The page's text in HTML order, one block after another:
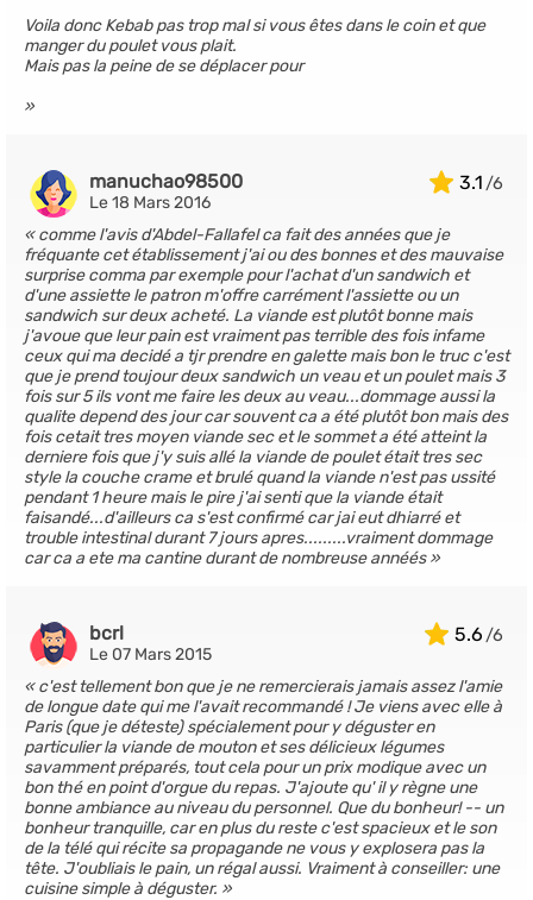
Voila donc Kebab pas trop mal si vous êtes dans le coin et que
manger du poulet vous plait.
Mais pas la peine de se déplacer pour
3.1
manuchao98500
Le 18 Mars 2016
comme l'avis d'Abdel-Fallafel ca fait des années que je
fréquante cet établissement j'ai ou des bonnes et des mauvaise
surprise comma par exemple pour l'achat d'un sandwich et
d'une assiette le patron m'offre carrément l'assiette ou un
sandwich sur deux acheté. La viande est plutôt bonne mais
j'avoue que leur pain est vraiment pas terrible des fois infame
ceux qui ma decidé a tjr prendre en galette mais bon le truc c'est
que je prend toujour deux sandwich un veau et un poulet mais 3
fois sur 5 ils vont me faire les deux au veau...dommage aussi la
qualite depend des jour car souvent ca a été plutôt bon mais des
fois cetait tres moyen viande sec et le sommet a été atteint la
derniere fois que j'y suis allé la viande de poulet était tres sec
style la couche crame et brulé quand la viande n'est pas ussité
pendant 1 heure mais le pire j'ai senti que la viande était
faisandé...d'ailleurs ca s'est confirmé car jai eut dhiarré et
trouble intestinal durant 7 jours apres.........vraiment dommage
car ca a ete ma cantine durant de nombreuse annéés
5.6
bcrl
Le 07 Mars 2015
c'est tellement bon que je ne remercierais jamais assez l'amie
de longue date qui me l'avait recommandé ! Je viens avec elle à
Paris (que je déteste) spécialement pour y déguster en
particulier la viande de mouton et ses délicieux légumes
savamment préparés, tout cela pour un prix modique avec un
bon thé en point d'orgue du repas. J'ajoute qu' il y règne une
bonne ambiance au niveau du personnel. Que du bonheur! -- un
bonheur tranquille, car en plus du reste c'est spacieux et le son
de la télé qui récite sa propagande ne vous y explosera pas la
tête. J'oubliais le pain, un régal aussi. Vraiment à conseiller: une
cuisine simple à déguster.